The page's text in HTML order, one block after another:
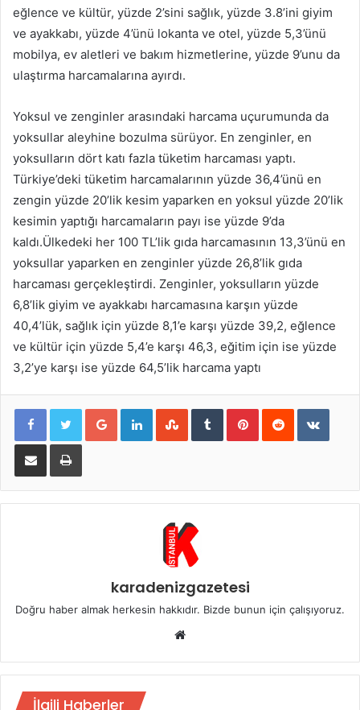
eğlence ve kültür, yüzde 2’sini sağlık, yüzde 3.8’ini giyim
ve ayakkabı, yüzde 4’ünü lokanta ve otel, yüzde 5,3’ünü
mobilya, ev aletleri ve bakım hizmetlerine, yüzde 9’unu da
ulaştırma harcamalarına ayırdı.
Yoksul ve zenginler arasındaki harcama uçurumunda da
yoksullar aleyhine bozulma sürüyor. En zenginler, en
yoksulların dört katı fazla tüketim harcaması yaptı.
Türkiye’deki tüketim harcamalarının yüzde 36,4’ünü en
zengin yüzde 20’lik kesim yaparken en yoksul yüzde 20’lik
kesimin yaptığı harcamaların payı ise yüzde 9’da
kaldı.Ülkedeki her 100 TL’lik gıda harcamasının 13,3’ünü en
yoksullar yaparken en zenginler yüzde 26,8’lik gıda
harcaması gerçekleştirdi. Zenginler, yoksulların yüzde
6,8’lik giyim ve ayakkabı harcamasına karşın yüzde
40,4’lük, sağlık için yüzde 8,1’e karşı yüzde 39,2, eğlence
ve kültür için yüzde 5,4’e karşı 46,3, eğitim için ise yüzde
3,2’ye karşı ise yüzde 64,5’lik harcama yaptı
Google+LinkedInStumbleUpon
TumblrPinterestReddit
E-Posta ile paylaş Yazdır
karadenizgazetesi
Doğru haber almak herkesin hakkıdır. Bizde bunun için çalışıyoruz.
Web
İlgili Haberler